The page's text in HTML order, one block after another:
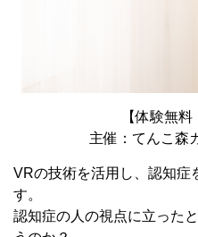
【体験無料
主催：てんこ森
VRの技術を活用し、認知症
す。
認知症の人の視点に立ったと